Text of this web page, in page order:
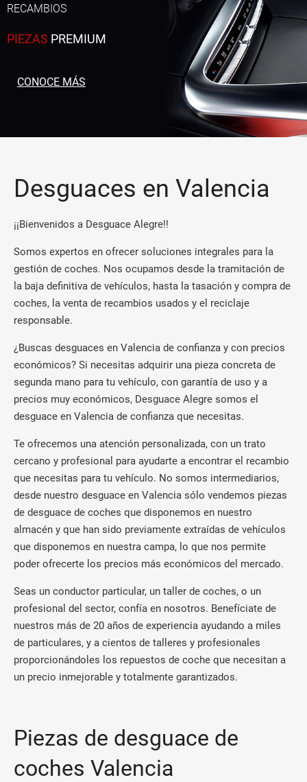
RECAMBIOS
PIEZAS PREMIUM
CONOCE MÁS
Desguaces en Valencia
¡¡Bienvenidos a Desguace Alegre!!
Somos expertos en ofrecer soluciones integrales para la
gestión de coches. Nos ocupamos desde la tramitación de
la baja definitiva de vehículos, hasta la tasación y compra de
coches, la venta de recambios usados y el reciclaje
responsable.
¿Buscas desguaces en Valencia de confianza y con precios
económicos? Si necesitas adquirir una pieza concreta de
segunda mano para tu vehículo, con garantía de uso y a
precios muy económicos, Desguace Alegre somos el
desguace en Valencia de confianza que necesitas.
Te ofrecemos una atención personalizada, con un trato
cercano y profesional para ayudarte a encontrar el recambio
que necesitas para tu vehículo. No somos intermediarios,
desde nuestro desguace en Valencia sólo vendemos piezas
de desguace de coches que disponemos en nuestro
almacén y que han sido previamente extraídas de vehículos
que disponemos en nuestra campa, lo que nos permite
poder ofrecerte los precios más económicos del mercado.
Seas un conductor particular, un taller de coches, o un
profesional del sector, confía en nosotros. Benefíciate de
nuestros más de 20 años de experiencia ayudando a miles
de particulares, y a cientos de talleres y profesionales
proporcionándoles los repuestos de coche que necesitan a
un precio inmejorable y totalmente garantizados.
Piezas de desguace de
coches Valencia